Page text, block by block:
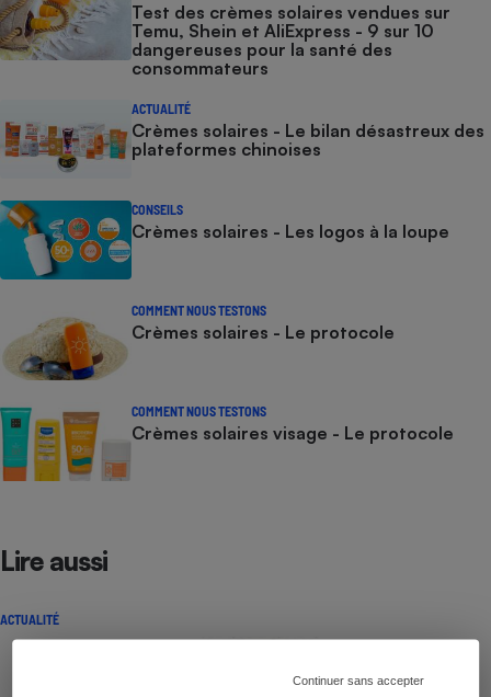
Continuer sans accepter
Test des crèmes solaires vendues sur
Temu, Shein et AliExpress - 9 sur 10
dangereuses pour la santé des
consommateurs
ACTUALITÉ
Crèmes solaires - Le bilan désastreux des
plateformes chinoises
CONSEILS
Crèmes solaires - Les logos à la loupe
COMMENT NOUS TESTONS
Crèmes solaires - Le protocole
COMMENT NOUS TESTONS
Crèmes solaires visage - Le protocole
Lire aussi
ACTUALITÉ